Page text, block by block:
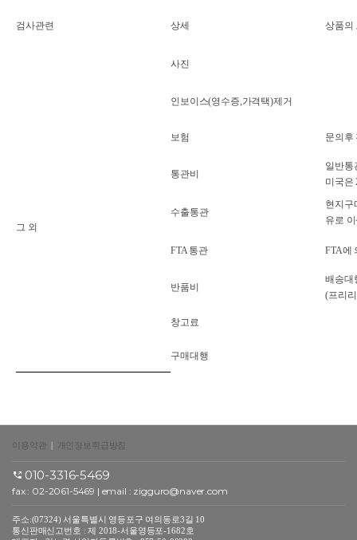
검사관련 상세 상품의
사진
그 외
인보이스(영수증,가격택)제거
보험 문의후
통관비
일반통
미국은
수출통관
현지구
유로
FTA 통관 FTA에
반품비
배송대
(프리
창고료
구매대행
이용약관 | 개인정보취급방침
010-3316-5469
fax : 02-2061-5469 | email : zigguro@naver.com
주소:(07324) 서울특별시 영등포구 여의동로3길 10
통신판매신고번호 : 제 2018-서울영등포-1682호